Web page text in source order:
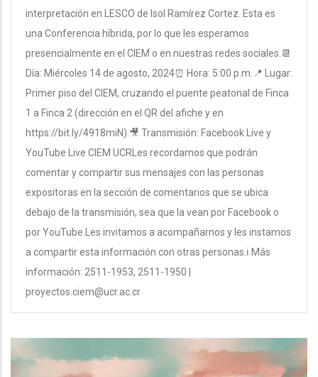
interpretación en LESCO de Isol Ramírez Cortez. Esta es
una Conferencia híbrida, por lo que les esperamos
presencialmente en el CIEM o en nuestras redes sociales.📆
Día: Miércoles 14 de agosto, 2024⏰ Hora: 5:00 p.m.📍 Lugar:
Primer piso del CIEM, cruzando el puente peatonal de Finca
1 a Finca 2 (dirección en el QR del afiche y en
https://bit.ly/4918miN).🎥 Transmisión: Facebook Live y
YouTube Live CIEM UCRLes recordamos que podrán
comentar y compartir sus mensajes con las personas
expositoras en la sección de comentarios que se ubica
debajo de la transmisión, sea que la vean por Facebook o
por YouTube.Les invitamos a acompañarnos y les instamos
a compartir esta información con otras personas.ℹ️ Más
información: 2511-1953, 2511-1950 |
proyectos.ciem@ucr.ac.cr